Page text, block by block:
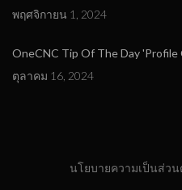
พฤศจิกายน 1, 2024
OneCNC Tip Of The Day 'Profile
ตุลาคม 16, 2024
นโยบายความเป็นส่วน